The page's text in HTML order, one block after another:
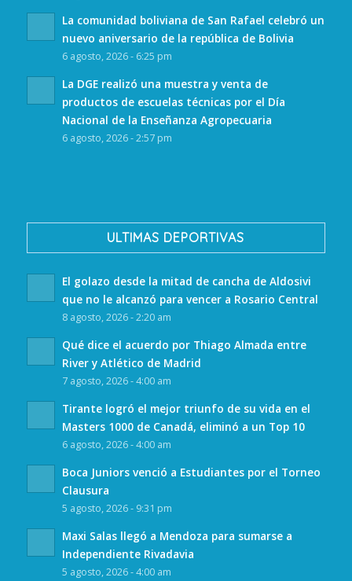
La comunidad boliviana de San Rafael celebró un
nuevo aniversario de la república de Bolivia
6 agosto, 2026 - 6:25 pm
La DGE realizó una muestra y venta de
productos de escuelas técnicas por el Día
Nacional de la Enseñanza Agropecuaria
6 agosto, 2026 - 2:57 pm
ULTIMAS DEPORTIVAS
El golazo desde la mitad de cancha de Aldosivi
que no le alcanzó para vencer a Rosario Central
8 agosto, 2026 - 2:20 am
Qué dice el acuerdo por Thiago Almada entre
River y Atlético de Madrid
7 agosto, 2026 - 4:00 am
Tirante logró el mejor triunfo de su vida en el
Masters 1000 de Canadá, eliminó a un Top 10
6 agosto, 2026 - 4:00 am
Boca Juniors venció a Estudiantes por el Torneo
Clausura
5 agosto, 2026 - 9:31 pm
Maxi Salas llegó a Mendoza para sumarse a
Independiente Rivadavia
5 agosto, 2026 - 4:00 am